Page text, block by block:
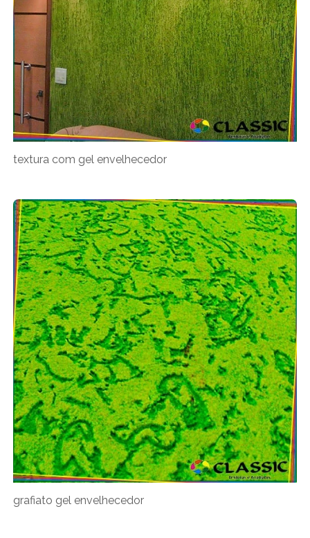
textura com gel envelhecedor
grafiato gel envelhecedor